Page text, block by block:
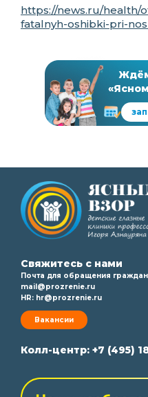
https://news.ru/health/
fatalnyh-oshibki-pri-
Свяжитесь с нами
Почта для обращения
mail@prozrenie.ru
HR: hr@prozrenie.ru
Вакансии
Колл-центр: +7 (495)